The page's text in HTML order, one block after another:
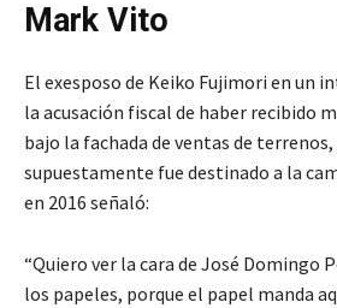
Mark Vito
El exesposo de Keiko Fujimori en un
la acusación fiscal de haber recibido
bajo la fachada de ventas de
supuestamente fue destinado a la
en 2016 señaló:
“Quiero ver la cara de José Domingo
los papeles, porque el papel manda